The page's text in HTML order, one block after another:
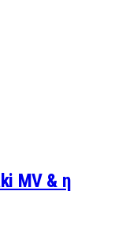
MV & η